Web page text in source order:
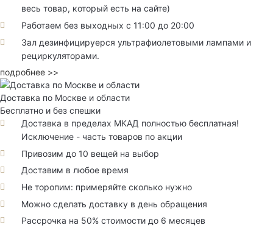
весь товар, который есть на сайте)
Работаем без выходных с 11:00 до 20:00
Зал дезинфицируерся ультрафиолетовыми лампами и
рециркуляторами.
подробнее >>
Доставка по Москве и области
Бесплатно и без спешки
Доставка в пределах МКАД полностью бесплатная!
Исключение - часть товаров по акции
Привозим до 10 вещей на выбор
Доставим в любое время
Не торопим: примеряйте сколько нужно
Можно сделать доставку в день обращения
Рассрочка на 50% стоимости до 6 месяцев